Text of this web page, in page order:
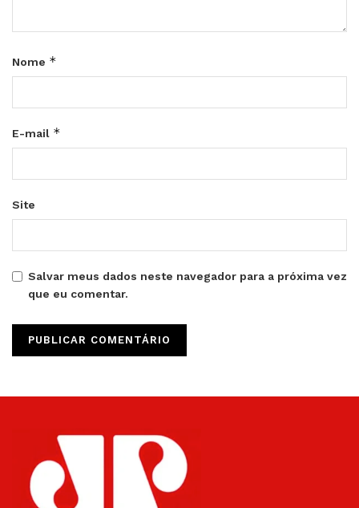
Nome *
E-mail *
Site
Salvar meus dados neste navegador para a próxima vez
que eu comentar.